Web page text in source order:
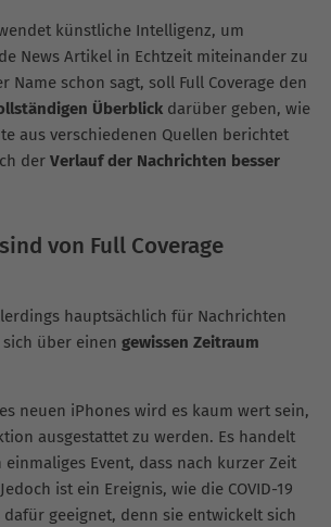
künstliche Intelligenz, um
News Artikel in Echtzeit miteinander zu
Name schon sagt, soll Full Coverage den
Überblick darüber geben, wie
aus verschiedenen Quellen berichtet
der Verlauf der Nachrichten besser
von Full Coverage
hauptsächlich für Nachrichten
über einen gewissen Zeitraum
neuen iPhones wird es kaum wert sein,
ausgestattet zu werden. Es handelt
Event, dass nach kurzer Zeit
ist ein Ereignis, wie die COVID-19
dafür geeignet, denn sie entwickelt sich